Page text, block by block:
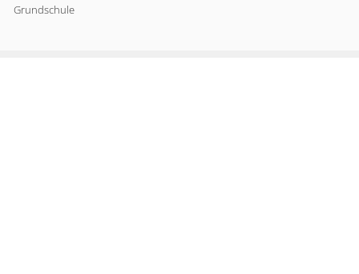
Grundschule